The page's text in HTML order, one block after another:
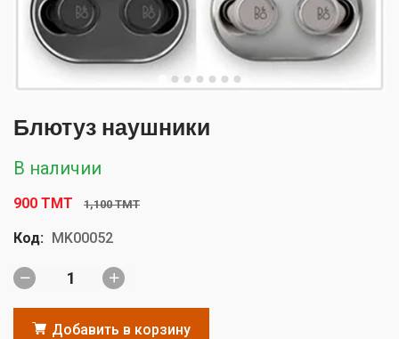
Блютуз наушники
В наличии
900 TMT 1,100 TMT
Код: MK00052
Добавить в корзину